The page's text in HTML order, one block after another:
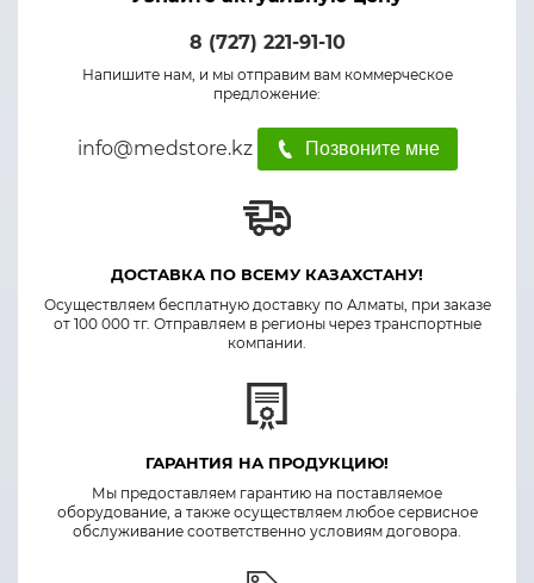
8 (727) 221-91-10
Напишите нам, и мы отправим вам коммерческое
предложение:
info@medstore.kz Позвоните мне
ДОСТАВКА ПО ВСЕМУ КАЗАХСТАНУ!
Осуществляем бесплатную доставку по Алматы, при заказе
от 100 000 тг. Отправляем в регионы через транспортные
компании.
ГАРАНТИЯ НА ПРОДУКЦИЮ!
Мы предоставляем гарантию на поставляемое
оборудование, а также осуществляем любое сервисное
обслуживание соответственно условиям договора.